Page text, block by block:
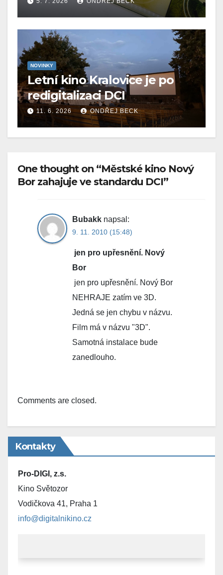
NOVINKY
Letní kino Kralovice je po
redigitalizaci DCI
11. 6. 2026 ONDŘEJ BECK
One thought on “Městské kino Nový
Bor zahajuje ve standardu DCI”
Bubakk napsal:
9. 11. 2010 (15:48)
jen pro upřesnění. Nový
Bor
jen pro upřesnění. Nový Bor
NEHRAJE zatím ve 3D.
Jedná se jen chybu v názvu.
Film má v názvu "3D".
Samotná instalace bude
zanedlouho.
Comments are closed.
Kontakty
Pro-DIGI, z.s.
Kino Světozor
Vodičkova 41, Praha 1
info@digitalnikino.cz